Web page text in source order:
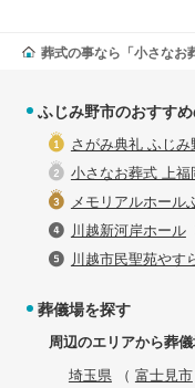
葬式の事なら「小さなお
ふじみ野市のおすす
さがみ典礼 ふじ
小さなお葬式 上福
メモリアルホール
川越新河岸ホール
川越市民聖苑やす
葬儀場を探す
周辺のエリアから葬
埼玉県（ 富士見市